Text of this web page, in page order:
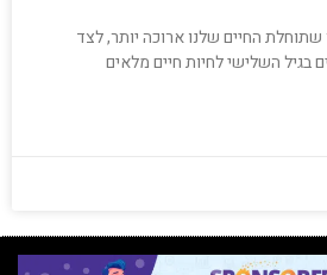
החיים שלנו ארוכה יותר, לצד
בגיל השלישי לחיות חיים מלאים